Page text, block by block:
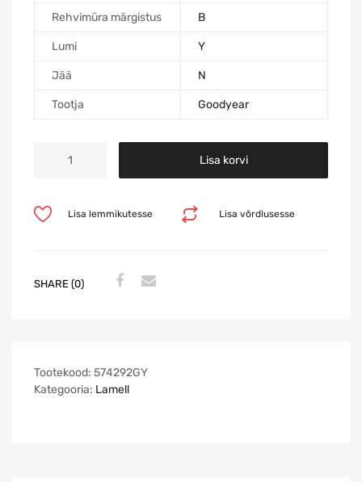
Rehvimüra märgistus B
Lumi Y
Jää N
Tootja Goodyear
Lisa korvi
Lisa võrdlusesse
Lisa lemmikutesse
SHARE (0)
Tootekood: 574292GY
Kategooria: Lamell